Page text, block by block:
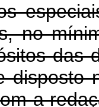
no
das
disposto
a